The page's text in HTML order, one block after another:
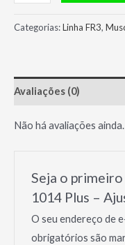
FR3
1014
Ajustfitness
quantidade
Categorias:Linha FR3,
Avaliações (0)
Não há avaliações ainda.
Seja o
1014 Plus –
O seu endereço de
obrigatórios são